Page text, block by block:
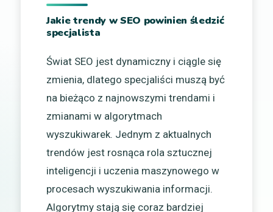
Jakie trendy w SEO powinien śledzić
specjalista
Świat SEO jest dynamiczny i ciągle się
zmienia, dlatego specjaliści muszą być
na bieżąco z najnowszymi trendami i
zmianami w algorytmach
wyszukiwarek. Jednym z aktualnych
trendów jest rosnąca rola sztucznej
inteligencji i uczenia maszynowego w
procesach wyszukiwania informacji.
Algorytmy stają się coraz bardziej